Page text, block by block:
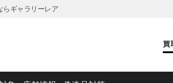
らギャラリーレア
買